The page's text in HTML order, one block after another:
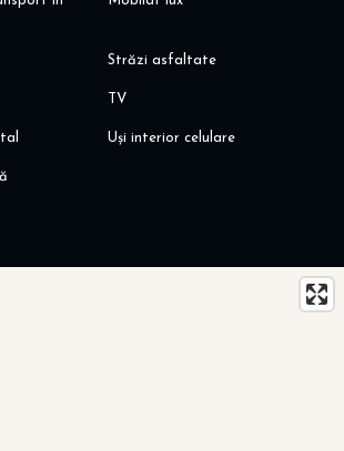
Străzi asfaltate
TV
Uși interior celulare